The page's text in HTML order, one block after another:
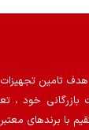
تامین
خود ،
با برندهای